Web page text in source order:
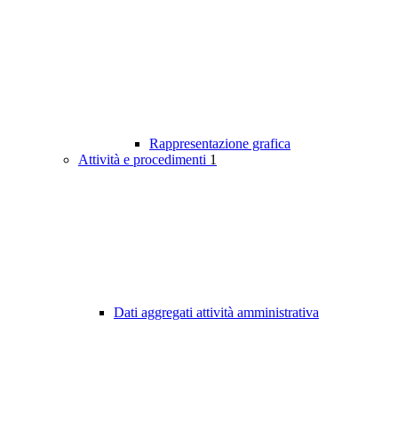
Rappresentazione grafica
Attività e procedimenti 1
Dati aggregati attività amministrativa